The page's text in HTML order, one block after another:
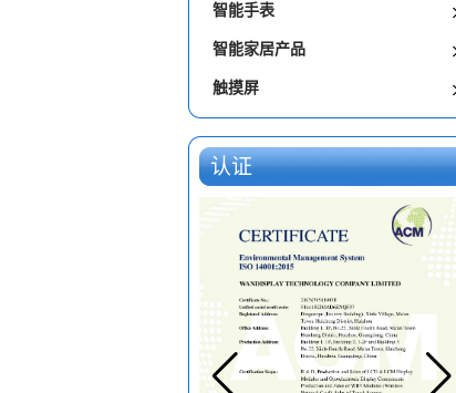
智能手表
智能家居产品
触摸屏
认证